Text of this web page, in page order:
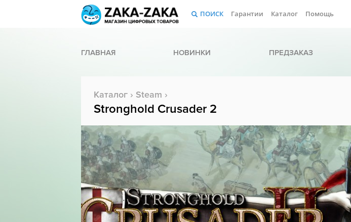
ПОИСК Гарантии Каталог Помощь
ГЛАВНАЯ НОВИНКИ ПРЕДЗАКАЗ
Каталог › Steam ›
Stronghold Crusader 2